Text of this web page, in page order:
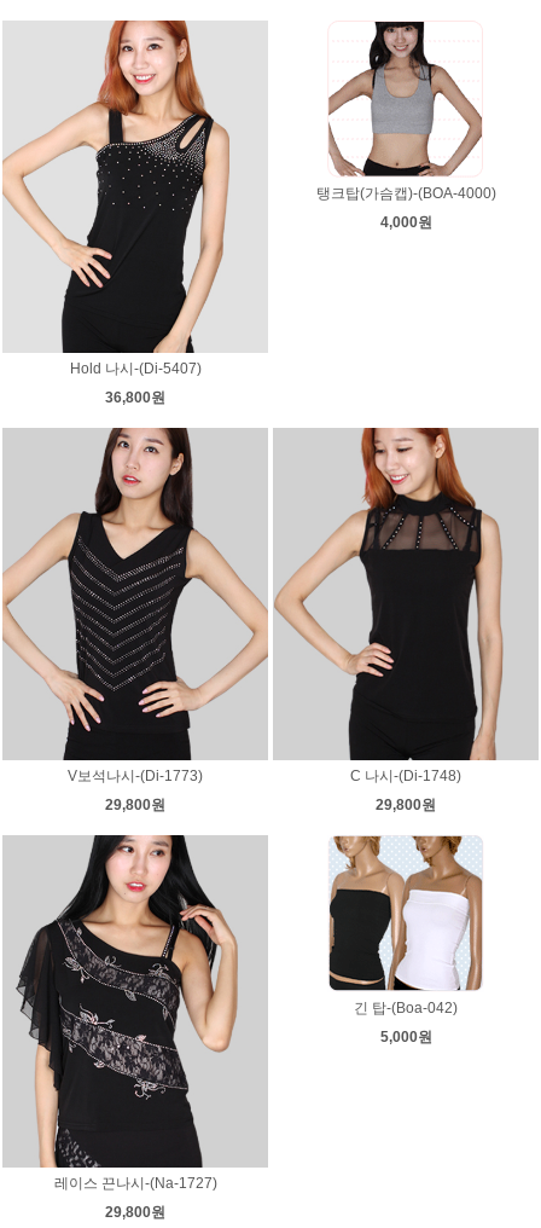
Hold 나시-(Di-5407)
36,800원
탱크탑(가슴캡)-(BOA-4000)
4,000원
V보석나시-(Di-1773)
29,800원
C 나시-(Di-1748)
29,800원
레이스 끈나시-(Na-1727)
29,800원
긴 탑-(Boa-042)
5,000원